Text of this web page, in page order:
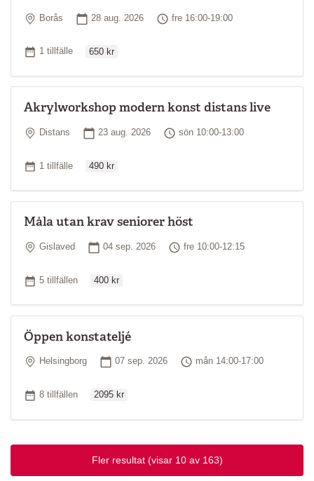
Plats
Borås Startdatum
28 aug. 2026 Tid
fre 16:00-19:00
Antal tillfällen
1 tillfälle 650 kr
Akrylworkshop modern konst distans live
Plats
Distans Startdatum
23 aug. 2026 Tid
sön 10:00-13:00
Antal tillfällen
1 tillfälle 490 kr
Måla utan krav seniorer höst
Plats
Gislaved Startdatum
04 sep. 2026 Tid
fre 10:00-12:15
Antal tillfällen
5 tillfällen 400 kr
Öppen konstateljé
Plats
Helsingborg Startdatum
07 sep. 2026 Tid
mån 14:00-17:00
Antal tillfällen
8 tillfällen 2095 kr
Fler resultat (visar 10 av 163)